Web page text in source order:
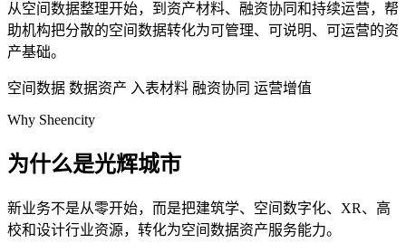
从空间数据整理开始，到资产材料、融资协同和持续运营，帮
助机构把分散的空间数据转化为可管理、可说明、可运营的资
产基础。
空间数据 数据资产 入表材料 融资协同 运营增值
Why Sheencity
为什么是光辉城市
新业务不是从零开始，而是把建筑学、空间数字化、XR、高
校和设计行业资源，转化为空间数据资产服务能力。